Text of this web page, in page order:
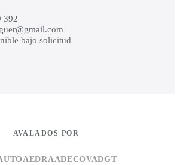
392
bajo solicitud
AVALADOS POR
AEDRAADECOVADGT